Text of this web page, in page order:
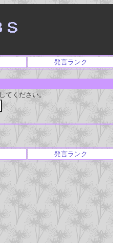
発言ランク
てください。
発言ランク